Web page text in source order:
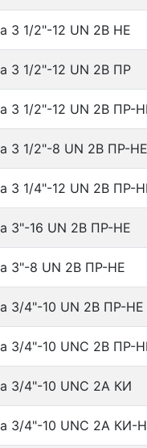
3 1/2"-12 UN 2B HE
3 1/2"-12 UN 2B ПР
3 1/2"-12 UN 2B ПР-
3 1/2"-8 UN 2B ПР-НЕ
3 1/4"-12 UN 2B ПР-
3"-16 UN 2B ПР-НЕ
3"-8 UN 2B ПР-НЕ
3/4"-10 UN 2B ПР-НЕ
3/4"-10 UNC 2B ПР-
3/4"-10 UNС 2А КИ
3/4"-10 UNС 2А КИ-